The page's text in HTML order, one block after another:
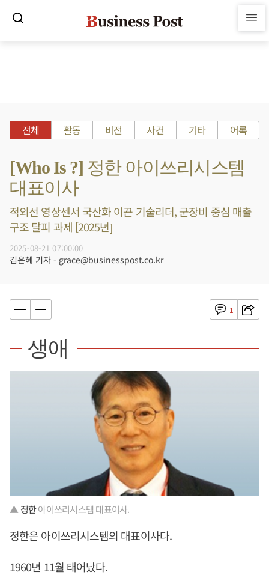
전체 활동 비전 사건 기타 어록
[Who Is ?] 정한 아이쓰리시스템
대표이사
적외선 영상센서 국산화 이끈 기술리더, 군장비 중심 매출
구조 탈피 과제 [2025년]
2025-08-21 07:00:00
김은혜 기자 - grace@businesspost.co.kr
1
생애
▲ 정한아이쓰리시스템 대표이사.
정한은 아이쓰리시스템의 대표이사다.
1960년 11월 태어났다.